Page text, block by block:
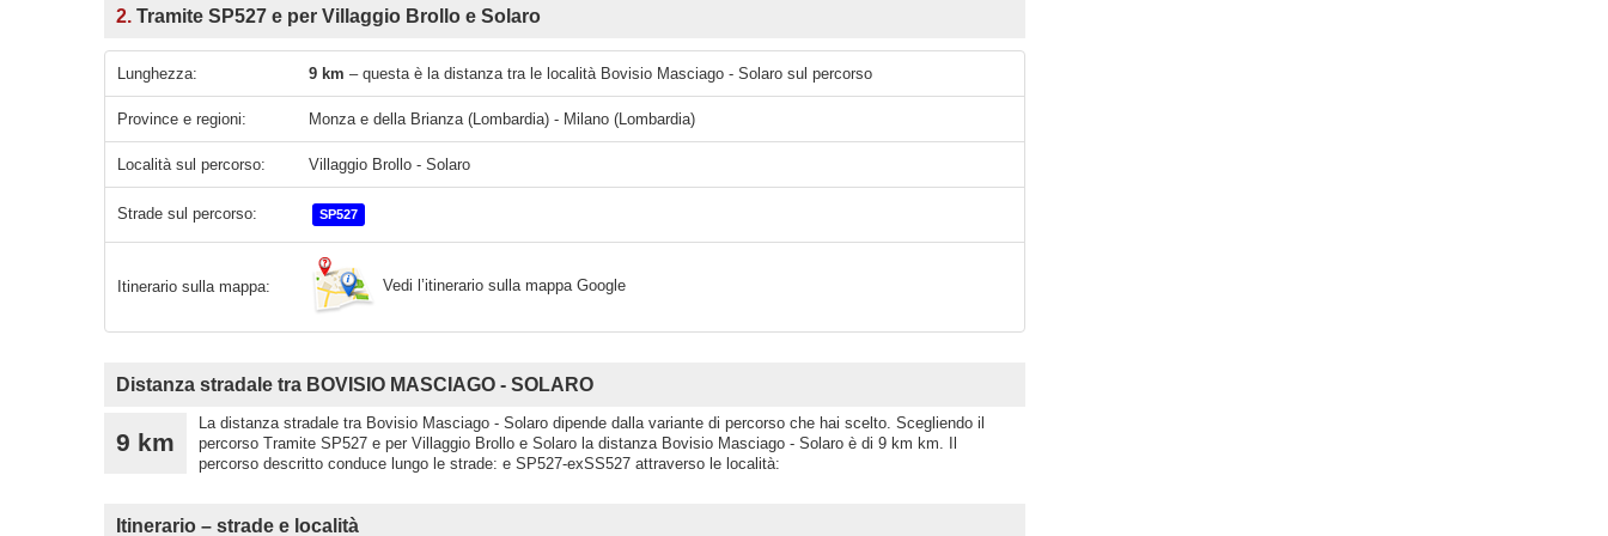
2. Tramite SP527 e per Villaggio Brollo e Solaro
Lunghezza: 9 km – questa è la distanza tra le località Bovisio Masciago - Solaro sul percorso
Province e regioni: Monza e della Brianza (Lombardia) - Milano (Lombardia)
Località sul percorso: Villaggio Brollo - Solaro
Strade sul percorso: SP527
Itinerario sulla mappa: Vedi l’itinerario sulla mappa Google
Distanza stradale tra BOVISIO MASCIAGO - SOLARO
9 km
La distanza stradale tra Bovisio Masciago - Solaro dipende dalla variante di percorso che hai scelto. Scegliendo il
percorso Tramite SP527 e per Villaggio Brollo e Solaro la distanza Bovisio Masciago - Solaro è di 9 km km. Il
percorso descritto conduce lungo le strade: e SP527-exSS527 attraverso le località:
Itinerario – strade e località